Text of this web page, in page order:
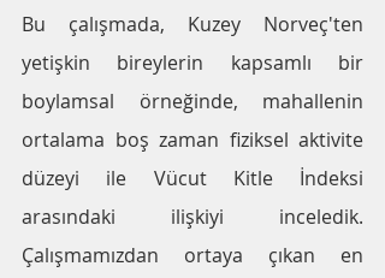
Bu çalışmada, Kuzey Norveç'ten
yetişkin bireylerin kapsamlı bir
boylamsal örneğinde, mahallenin
ortalama boş zaman fiziksel aktivite
düzeyi ile Vücut Kitle İndeksi
arasındaki ilişkiyi inceledik.
Çalışmamızdan ortaya çıkan en